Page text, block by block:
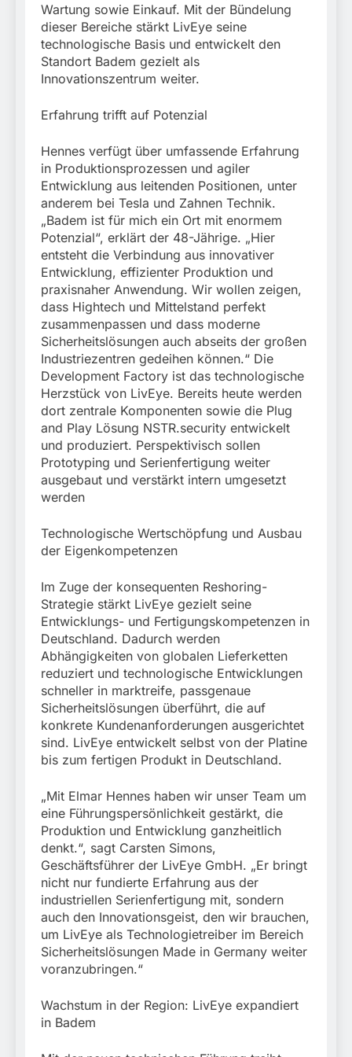
führt zur Sicherstellung
unversteuerter Zigaretten
und Einleitung eines
Steuerstrafverfahrens
Kraftfahrzeug über die
Grenze
eingereist/Bundespolizei
stellt Auto sicher
3. August 2026
Wartung sowie Einkauf. Mit der Bündelung
dieser Bereiche stärkt LivEye seine
technologische Basis und entwickelt den
Standort Badem gezielt als
Innovationszentrum weiter.
Erfahrung trifft auf Potenzial
Hennes verfügt über umfassende Erfahrung
in Produktionsprozessen und agiler
Entwicklung aus leitenden Positionen, unter
anderem bei Tesla und Zahnen Technik.
„Badem ist für mich ein Ort mit enormem
Potenzial“, erklärt der 48-Jährige. „Hier
entsteht die Verbindung aus innovativer
Entwicklung, effizienter Produktion und
praxisnaher Anwendung. Wir wollen zeigen,
dass Hightech und Mittelstand perfekt
zusammenpassen und dass moderne
Sicherheitslösungen auch abseits der großen
Industriezentren gedeihen können.“ Die
Development Factory ist das technologische
Herzstück von LivEye. Bereits heute werden
dort zentrale Komponenten sowie die Plug
and Play Lösung NSTR.security entwickelt
und produziert. Perspektivisch sollen
Prototyping und Serienfertigung weiter
ausgebaut und verstärkt intern umgesetzt
werden
Technologische Wertschöpfung und Ausbau
der Eigenkompetenzen
Im Zuge der konsequenten Reshoring-
Strategie stärkt LivEye gezielt seine
Entwicklungs- und Fertigungskompetenzen in
Deutschland. Dadurch werden
Abhängigkeiten von globalen Lieferketten
reduziert und technologische Entwicklungen
schneller in marktreife, passgenaue
Sicherheitslösungen überführt, die auf
konkrete Kundenanforderungen ausgerichtet
sind. LivEye entwickelt selbst von der Platine
bis zum fertigen Produkt in Deutschland.
„Mit Elmar Hennes haben wir unser Team um
eine Führungspersönlichkeit gestärkt, die
Produktion und Entwicklung ganzheitlich
denkt.“, sagt Carsten Simons,
Geschäftsführer der LivEye GmbH. „Er bringt
nicht nur fundierte Erfahrung aus der
industriellen Serienfertigung mit, sondern
auch den Innovationsgeist, den wir brauchen,
um LivEye als Technologietreiber im Bereich
Sicherheitslösungen Made in Germany weiter
voranzubringen.“
Wachstum in der Region: LivEye expandiert
in Badem